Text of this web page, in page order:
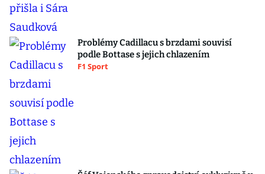
Problémy Cadillacu s brzdami souvisí
podle Bottase s jejich chlazením
F1 Sport